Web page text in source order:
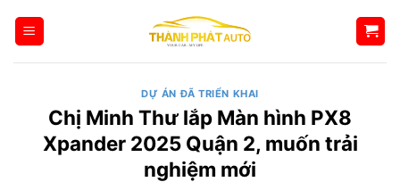
qua
DỰ ÁN ĐÃ TRIỂN KHAI
Chị Minh Thư lắp Màn hình PX8
Xpander 2025 Quận 2, muốn trải
nghiệm mới